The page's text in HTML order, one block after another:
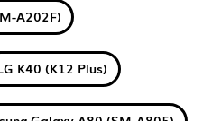
A202F)
K40 (K12 Plus)